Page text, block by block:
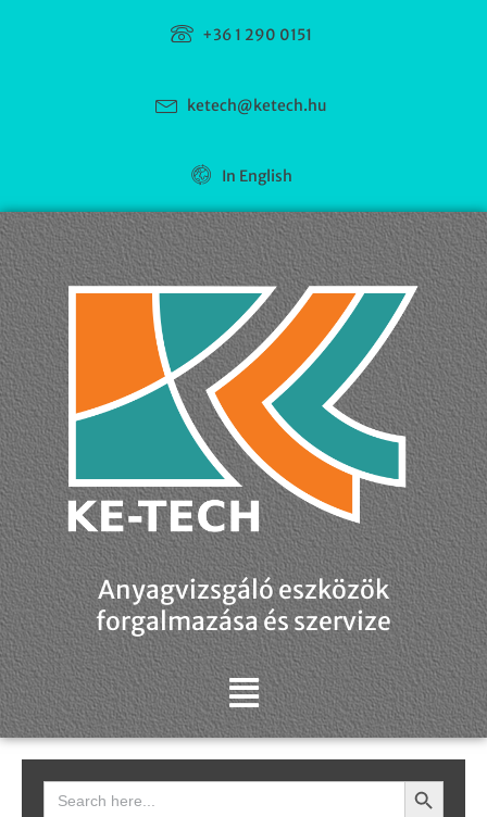
+36 1 290 0151
ketech@ketech.hu
In English
Anyagvizsgáló eszközök
forgalmazása és szervize
Search
for:
Search Button